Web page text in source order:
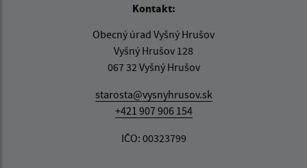
Kontakt:
Obecný úrad Vyšný Hrušov
Vyšný Hrušov 128
067 32 Vyšný Hrušov
starosta@vysnyhrusov.sk
+421 907 906 154
IČO: 00323799